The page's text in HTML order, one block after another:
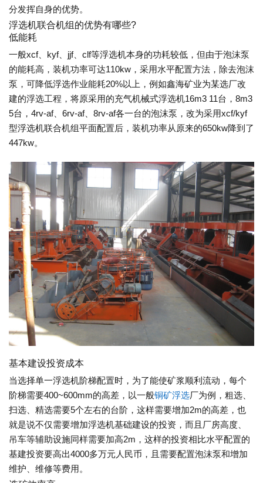
分发挥自身的优势。
浮选机联合机组的优势有哪些?
低能耗
一般xcf、kyf、jjf、clf等浮选机本身的功耗较低，但由于泡沫泵
的能耗高，装机功率可达110kw，采用水平配置方法，除去泡沫
泵，可降低浮选作业能耗20%以上，例如鑫海矿业为某选厂改
建的浮选工程，将原采用的充气机械式浮选机16m3 11台，8m3
5台，4rv-af、6rv-af、8rv-af各一台的泡沫泵，改为采用xcf/kyf
型浮选机联合机组平面配置后，装机功率从原来的650kw降到了
447kw。
基本建设投资成本
当选择单一浮选机阶梯配置时，为了能使矿浆顺利流动，每个
阶梯需要400~600mm的高差，以一般铜矿浮选厂为例，粗选、
扫选、精选需要5个左右的台阶，这样需要增加2m的高差，也
就是说不仅需要增加浮选机基础建设的投资，而且厂房高度、
吊车等辅助设施同样需要加高2m，这样的投资相比水平配置的
基建投资要高出4000多万元人民币，且需要配置泡沫泵和增加
维护、维修等费用。